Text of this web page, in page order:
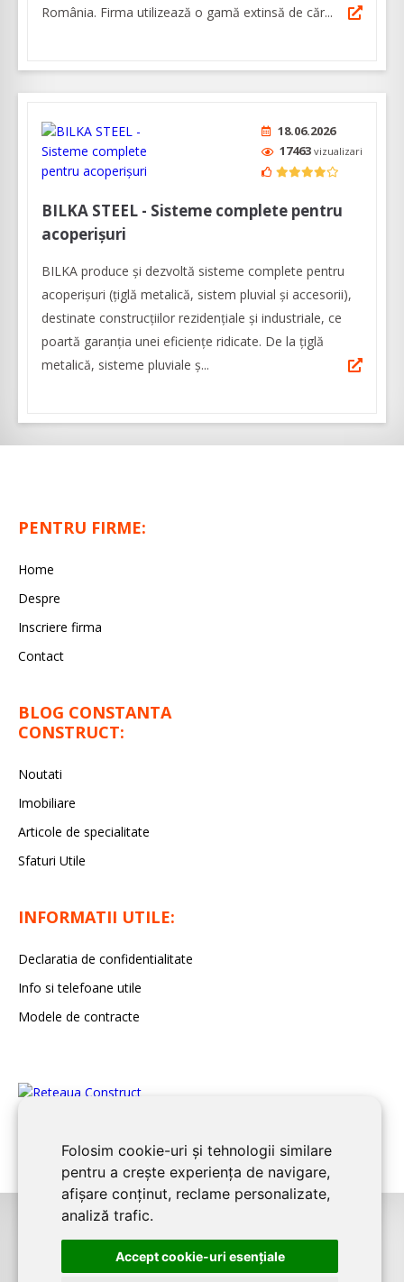
Folosim cookie-uri și tehnologii similare
pentru a crește experiența de navigare,
afișare conținut, reclame personalizate,
analiză trafic.
Accept cookie-uri esenţiale
România. Firma utilizează o gamă extinsă de căr...
18.06.2026
17463 vizualizari
BILKA STEEL - Sisteme complete pentru
acoperișuri
BILKA produce și dezvoltă sisteme complete pentru
acoperișuri (țiglă metalică, sistem pluvial și accesorii),
destinate construcțiilor rezidențiale și industriale, ce
poartă garanția unei eficienţe ridicate. De la țiglă
metalică, sisteme pluviale ș...
PENTRU FIRME:
Home
Despre
Inscriere firma
Contact
BLOG CONSTANTA
CONSTRUCT:
Noutati
Imobiliare
Articole de specialitate
Sfaturi Utile
INFORMATII UTILE:
Declaratia de confidentialitate
Info si telefoane utile
Modele de contracte
CONSTANTA CONSTRUCTeste un serviciu de promovare online
pentru firme. Proiect digital dezvoltat deLIVE COMMUNICATIONS SRL